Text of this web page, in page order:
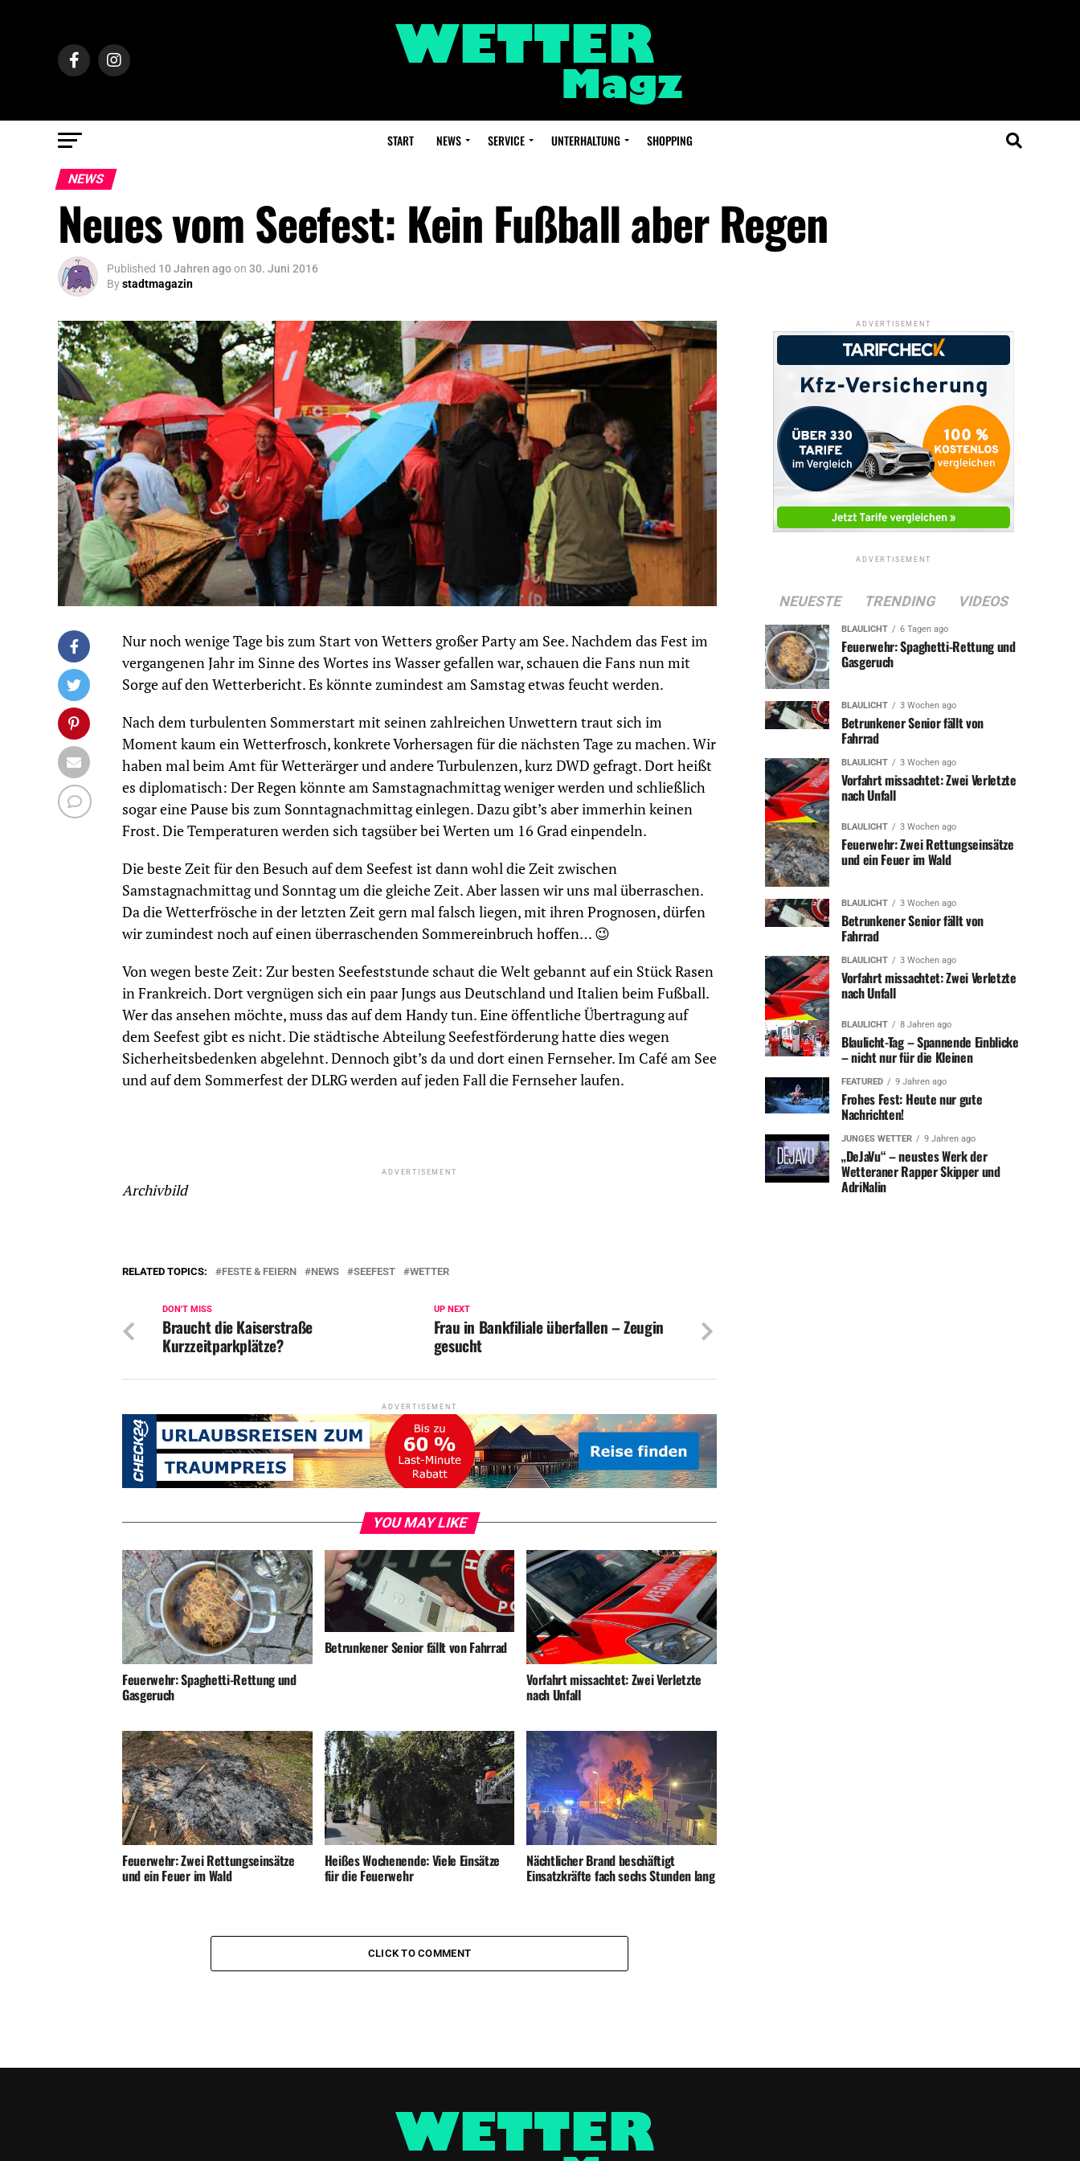
START NEWS SERVICE UNTERHALTUNG SHOPPING
NEWS
Neues vom Seefest: Kein Fußball aber Regen
Published 10 Jahren agoon 30. Juni 2016
Bystadtmagazin
Nur noch wenige Tage bis zum Start von Wetters großer Party am See. Nachdem das Fest im
vergangenen Jahr im Sinne des Wortes ins Wasser gefallen war, schauen die Fans nun mit
Sorge auf den Wetterbericht. Es könnte zumindest am Samstag etwas feucht werden.
Nach dem turbulenten Sommerstart mit seinen zahlreichen Unwettern traut sich im
Moment kaum ein Wetterfrosch, konkrete Vorhersagen für die nächsten Tage zu machen. Wir
haben mal beim Amt für Wetterärger und andere Turbulenzen, kurz DWD gefragt. Dort heißt
es diplomatisch: Der Regen könnte am Samstagnachmittag weniger werden und schließlich
sogar eine Pause bis zum Sonntagnachmittag einlegen. Dazu gibt’s aber immerhin keinen
Frost. Die Temperaturen werden sich tagsüber bei Werten um 16 Grad einpendeln.
Die beste Zeit für den Besuch auf dem Seefest ist dann wohl die Zeit zwischen
Samstagnachmittag und Sonntag um die gleiche Zeit. Aber lassen wir uns mal überraschen.
Da die Wetterfrösche in der letzten Zeit gern mal falsch liegen, mit ihren Prognosen, dürfen
wir zumindest noch auf einen überraschenden Sommereinbruch hoffen… 😉
Von wegen beste Zeit: Zur besten Seefeststunde schaut die Welt gebannt auf ein Stück Rasen
in Frankreich. Dort vergnügen sich ein paar Jungs aus Deutschland und Italien beim Fußball.
Wer das ansehen möchte, muss das auf dem Handy tun. Eine öffentliche Übertragung auf
dem Seefest gibt es nicht. Die städtische Abteilung Seefestförderung hatte dies wegen
Sicherheitsbedenken abgelehnt. Dennoch gibt’s da und dort einen Fernseher. Im Café am See
und auf dem Sommerfest der DLRG werden auf jeden Fall die Fernseher laufen.
ADVERTISEMENT
Archivbild
RELATED TOPICS: FESTE & FEIERN NEWS SEEFEST WETTER
UP NEXT
Frau in Bankfiliale überfallen – Zeugin
gesucht
DON'T MISS
Braucht die Kaiserstraße
Kurzzeitparkplätze?
ADVERTISEMENT
YOU MAY LIKE
Feuerwehr: Spaghetti-Rettung und
Gasgeruch
Betrunkener Senior fällt von Fahrrad
Vorfahrt missachtet: Zwei Verletzte
nach Unfall
Feuerwehr: Zwei Rettungseinsätze
und ein Feuer im Wald
Heißes Wochenende: Viele Einsätze
für die Feuerwehr
Nächtlicher Brand beschäftigt
Einsatzkräfte fach sechs Stunden lang
CLICK TO COMMENT
ADVERTISEMENT
ADVERTISEMENT
NEUESTE TRENDING VIDEOS
BLAULICHT 6 Tagen ago
Feuerwehr: Spaghetti-Rettung und
Gasgeruch
BLAULICHT 3 Wochen ago
Betrunkener Senior fällt von
Fahrrad
BLAULICHT 3 Wochen ago
Vorfahrt missachtet: Zwei Verletzte
nach Unfall
BLAULICHT 3 Wochen ago
Feuerwehr: Zwei Rettungseinsätze
und ein Feuer im Wald
BLAULICHT 3 Wochen ago
Betrunkener Senior fällt von
Fahrrad
BLAULICHT 3 Wochen ago
Vorfahrt missachtet: Zwei Verletzte
nach Unfall
BLAULICHT 8 Jahren ago
Blaulicht-Tag – Spannende Einblicke
– nicht nur für die Kleinen
FEATURED 9 Jahren ago
Frohes Fest: Heute nur gute
Nachrichten!
JUNGES WETTER 9 Jahren ago
„DeJaVu“ – neustes Werk der
Wetteraner Rapper Skipper und
AdriNalin